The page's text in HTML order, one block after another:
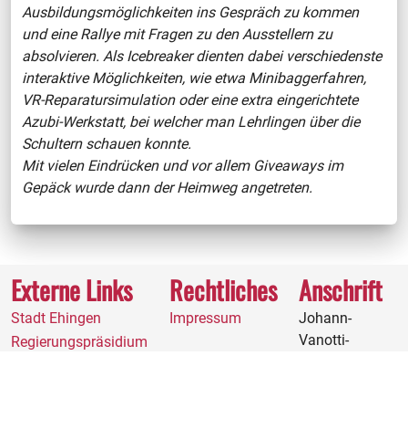
Ausbildungsmöglichkeiten ins Gespräch zu kommen
und eine Rallye mit Fragen zu den Ausstellern zu
absolvieren. Als Icebreaker dienten dabei verschiedenste
interaktive Möglichkeiten, wie etwa Minibaggerfahren,
VR-Reparatursimulation oder eine extra eingerichtete
Azubi-Werkstatt, bei welcher man Lehrlingen über die
Schultern schauen konnte.
Mit vielen Eindrücken und vor allem Giveaways im
Gepäck wurde dann der Heimweg angetreten.
Externe Links
Stadt Ehingen
Regierungspräsidium
Rechtliches
Impressum
Anschrift
Johann-
Vanotti-